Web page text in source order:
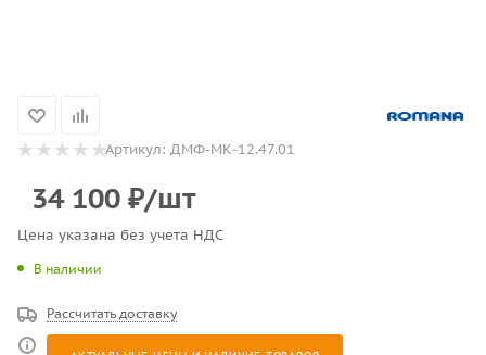
Артикул: ДМФ-МК-12.47.01
34 100 ₽/шт
Цена указана без учета НДС
В наличии
Рассчитать доставку